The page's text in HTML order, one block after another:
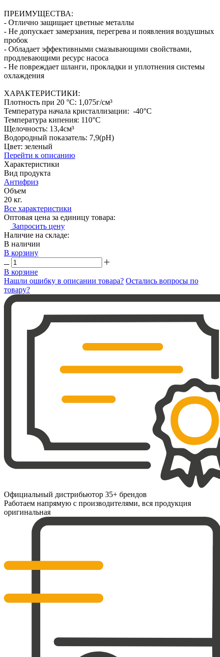
ПРЕИМУЩЕСТВА:
- Отлично защищает цветные металлы
- Не допускает замерзания, перегрева и появления воздушных
пробок
- Обладает эффективными смазывающими свойствами,
продлевающими ресурс насоса
- Не повреждает шланги, прокладки и уплотнения системы
охлаждения
ХАРАКТЕРИСТИКИ:
Плотность при 20 °C: 1,075г/см³
Температура начала кристаллизации: -40°C
Температура кипения: 110°C
Щелочность: 13,4см³
Водородный показатель: 7,9(рН)
Цвет: зеленый
Перейти к описанию
Характеристики
Вид продукта
Антифриз
Объем
20 кг.
Все характеристики
Оптовая цена за единицу товара:
Запросить цену
Наличие на складе:
В наличии
В корзину
В корзине
Нашли ошибку в описании товара? Остались вопросы по
товару?
Официальный дистрибьютор 35+ брендов
Работаем напрямую с производителями, вся продукция
оригинальная